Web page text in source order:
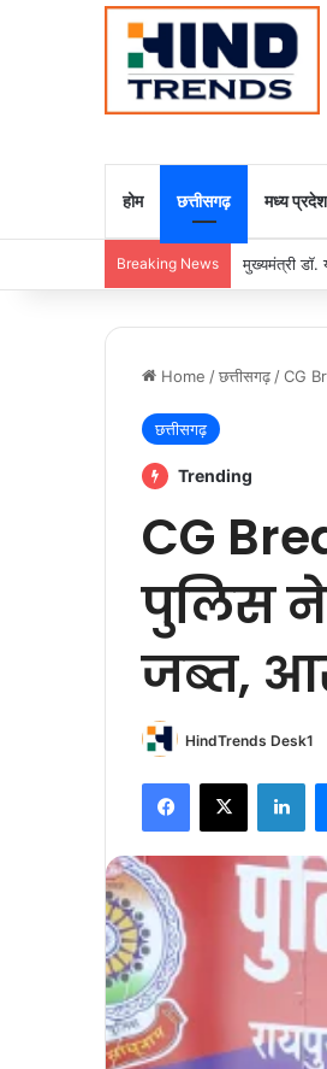
होम छत्तीसगढ़ मध्य प्रदेश
Breaking News मुख्यमंत्री डॉ.
Home /छत्तीसगढ़ /CG
छत्तीसगढ़
Trending
CG
पुलिस ने
जब्त,
HindTrends Desk1
Facebook
X